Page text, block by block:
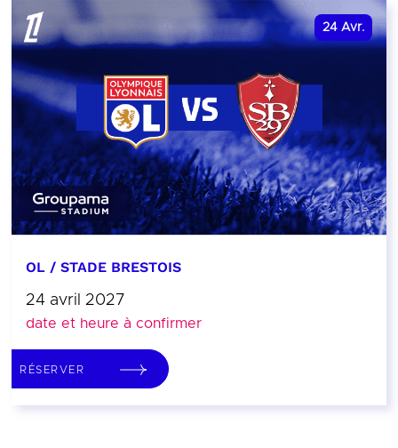
24 Avr.
OL / STADE BRESTOIS
24 avril 2027
date et heure à confirmer
RÉSERVER